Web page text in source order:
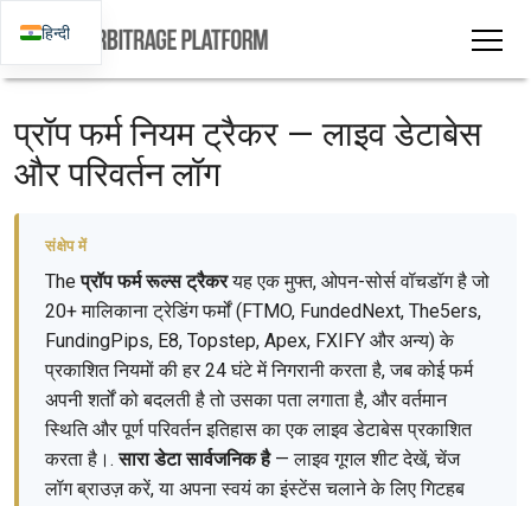
प्रॉप फर्म नियम ट्रैकर — लाइव डेटाबेस
और परिवर्तन लॉग
संक्षेप में
Theप्रॉप फर्म रूल्स ट्रैकरयह एक मुफ्त, ओपन-सोर्स वॉचडॉग है जो
20+ मालिकाना ट्रेडिंग फर्मों (FTMO, FundedNext, The5ers,
FundingPips, E8, Topstep, Apex, FXIFY और अन्य) के
प्रकाशित नियमों की हर 24 घंटे में निगरानी करता है, जब कोई फर्म
अपनी शर्तों को बदलती है तो उसका पता लगाता है, और वर्तमान
स्थिति और पूर्ण परिवर्तन इतिहास का एक लाइव डेटाबेस प्रकाशित
करता है।.सारा डेटा सार्वजनिक है— लाइव गूगल शीट देखें, चेंज
लॉग ब्राउज़ करें, या अपना स्वयं का इंस्टेंस चलाने के लिए गिटहब
हिन्दी